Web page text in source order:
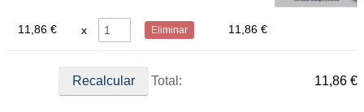
11,86 € Eliminar 11,86 €
Total: 11,86 €